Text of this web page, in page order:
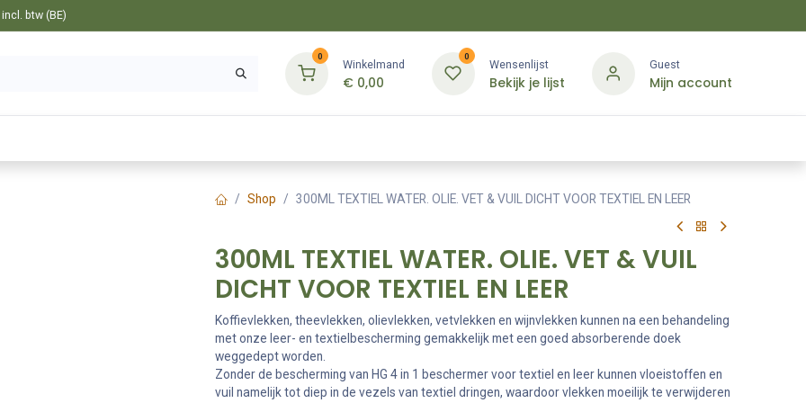
btw (BE)
0
Winkelmand
€ 0,00
0
Wensenlijst
Bekijk je lijst
Guest
Mijn account
Shop 300ML TEXTIEL WATER. OLIE. VET & VUIL DICHT VOOR TEXTIEL EN LEER
300ML TEXTIEL WATER. OLIE. VET & VUIL
DICHT VOOR TEXTIEL EN LEER
Koffievlekken, theevlekken, olievlekken, vetvlekken en wijnvlekken kunnen na een behandeling
met onze leer- en textielbescherming gemakkelijk met een goed absorberende doek
weggedept worden.
Zonder de bescherming van HG 4 in 1 beschermer voor textiel en leer kunnen vloeistoffen en
vuil namelijk tot diep in de vezels van textiel dringen, waardoor vlekken moeilijk te verwijderen